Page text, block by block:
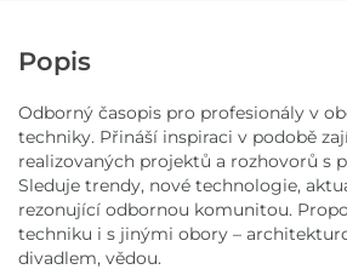
Popis
Odborný časopis pro profesionály v
techniky. Přináší inspiraci v podobě
realizovaných projektů a rozhovorů s
Sleduje trendy, nové technologie,
rezonující odbornou komunitou.
techniku i s jinými obory –
divadlem, vědou.